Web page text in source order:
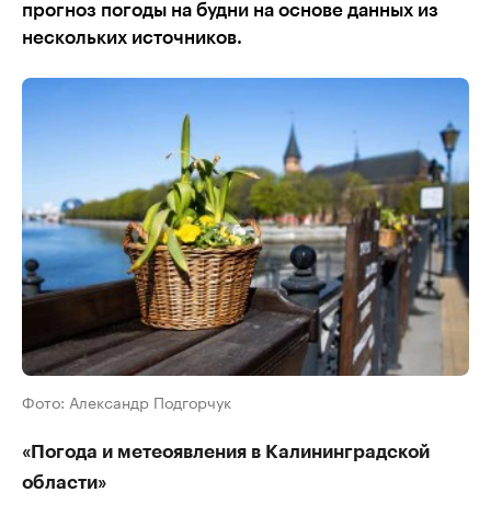
прогноз погоды на будни на основе данных из
нескольких источников.
Фото: Александр Подгорчук
«Погода и метеоявления в Калининградской
области»